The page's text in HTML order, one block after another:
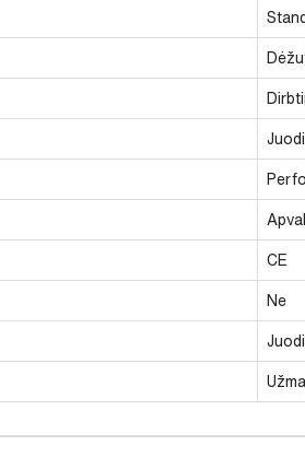
Juodi
CE
Ne
Juodi